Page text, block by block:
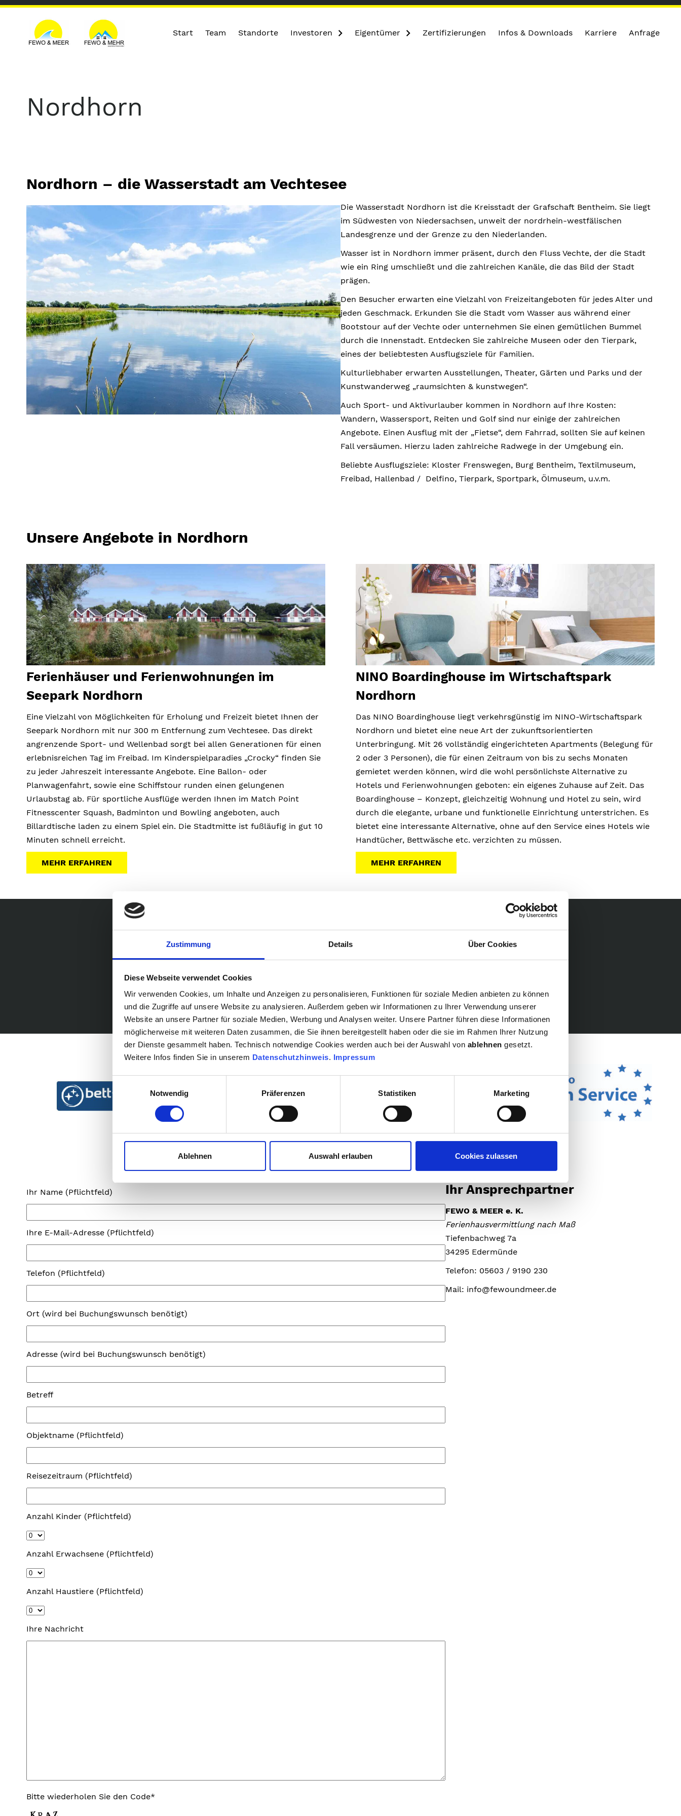
Zustimmung Details Über Cookies
Diese Webseite verwendet Cookies
Wir verwenden Cookies, um Inhalte und Anzeigen zu personalisieren, Funktionen für soziale Medien anbieten zu können
und die Zugriffe auf unsere Website zu analysieren. Außerdem geben wir Informationen zu Ihrer Verwendung unserer
Website an unsere Partner für soziale Medien, Werbung und Analysen weiter. Unsere Partner führen diese Informationen
möglicherweise mit weiteren Daten zusammen, die Sie ihnen bereitgestellt haben oder die sie im Rahmen Ihrer Nutzung
der Dienste gesammelt haben. Technisch notwendige Cookies werden auch bei der Auswahl von ablehnen gesetzt.
Weitere Infos finden Sie in unserem Datenschutzhinweis. Impressum
Einwilligungsauswahl
Notwendig
Präferenzen Statistiken Marketing
Ablehnen Auswahl erlauben Cookies zulassen
Start Team Standorte Investoren Eigentümer Zertifizierungen Infos & Downloads Karriere Anfrage
Nordhorn
Nordhorn – die Wasserstadt am Vechtesee
Die Wasserstadt Nordhorn ist die Kreisstadt der Grafschaft Bentheim. Sie liegt
im Südwesten von Niedersachsen, unweit der nordrhein-westfälischen
Landesgrenze und der Grenze zu den Niederlanden.
Wasser ist in Nordhorn immer präsent, durch den Fluss Vechte, der die Stadt
wie ein Ring umschließt und die zahlreichen Kanäle, die das Bild der Stadt
prägen.
Den Besucher erwarten eine Vielzahl von Freizeitangeboten für jedes Alter und
jeden Geschmack. Erkunden Sie die Stadt vom Wasser aus während einer
Bootstour auf der Vechte oder unternehmen Sie einen gemütlichen Bummel
durch die Innenstadt. Entdecken Sie zahlreiche Museen oder den Tierpark,
eines der beliebtesten Ausflugsziele für Familien.
Kulturliebhaber erwarten Ausstellungen, Theater, Gärten und Parks und der
Kunstwanderweg „raumsichten & kunstwegen“.
Auch Sport- und Aktivurlauber kommen in Nordhorn auf Ihre Kosten:
Wandern, Wassersport, Reiten und Golf sind nur einige der zahlreichen
Angebote. Einen Ausflug mit der „Fietse“, dem Fahrrad, sollten Sie auf keinen
Fall versäumen. Hierzu laden zahlreiche Radwege in der Umgebung ein.
Beliebte Ausflugsziele: Kloster Frenswegen, Burg Bentheim, Textilmuseum,
Freibad, Hallenbad / Delfino, Tierpark, Sportpark, Ölmuseum, u.v.m.
Unsere Angebote in Nordhorn
Ferienhäuser und Ferienwohnungen im
Seepark Nordhorn
Eine Vielzahl von Möglichkeiten für Erholung und Freizeit bietet Ihnen der
Seepark Nordhorn mit nur 300 m Entfernung zum Vechtesee. Das direkt
angrenzende Sport- und Wellenbad sorgt bei allen Generationen für einen
erlebnisreichen Tag im Freibad. Im Kinderspielparadies „Crocky“ finden Sie
zu jeder Jahreszeit interessante Angebote. Eine Ballon- oder
Planwagenfahrt, sowie eine Schiffstour runden einen gelungenen
Urlaubstag ab. Für sportliche Ausflüge werden Ihnen im Match Point
Fitnesscenter Squash, Badminton und Bowling angeboten, auch
Billardtische laden zu einem Spiel ein. Die Stadtmitte ist fußläufig in gut 10
Minuten schnell erreicht.
MEHR ERFAHREN
NINO Boardinghouse im Wirtschaftspark
Nordhorn
Das NINO Boardinghouse liegt verkehrsgünstig im NINO-Wirtschaftspark
Nordhorn und bietet eine neue Art der zukunftsorientierten
Unterbringung. Mit 26 vollständig eingerichteten Apartments (Belegung für
2 oder 3 Personen), die für einen Zeitraum von bis zu sechs Monaten
gemietet werden können, wird die wohl persönlichste Alternative zu
Hotels und Ferienwohnungen geboten: ein eigenes Zuhause auf Zeit. Das
Boardinghouse – Konzept, gleichzeitig Wohnung und Hotel zu sein, wird
durch die elegante, urbane und funktionelle Einrichtung unterstrichen. Es
bietet eine interessante Alternative, ohne auf den Service eines Hotels wie
Handtücher, Bettwäsche etc. verzichten zu müssen.
MEHR ERFAHREN
Wir sind für Sie da
05603 9190 230 info@fewoundmeer.de
Ihr Name (Pflichtfeld)
Ihre E-Mail-Adresse (Pflichtfeld)
Telefon (Pflichtfeld)
Ort (wird bei Buchungswunsch benötigt)
Adresse (wird bei Buchungswunsch benötigt)
Betreff
Objektname (Pflichtfeld)
Reisezeitraum (Pflichtfeld)
Anzahl Kinder (Pflichtfeld)
Anzahl Erwachsene (Pflichtfeld)
Anzahl Haustiere (Pflichtfeld)
Ihre Nachricht
Bitte wiederholen Sie den Code*
Ihr Ansprechpartner
FEWO & MEER e. K.
Ferienhausvermittlung nach Maß
Tiefenbachweg 7a
34295 Edermünde
Telefon: 05603 / 9190 230
Mail: info@fewoundmeer.de